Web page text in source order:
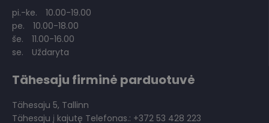
pi.-ke.
10.00-19.00
pe.
10.00-18.00
še.
11.00-16.00
se.
Uždaryta
Tähesaju firminė parduotuvė
Tähesaju 5, Tallinn
Tähesaju į kajutę Telefonas.: +372 53 428 223